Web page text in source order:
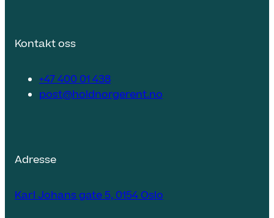
Kontakt oss
+47 400 01 438
post@holdnorgerent.no
Adresse
Karl Johans gate 5, 0154 Oslo